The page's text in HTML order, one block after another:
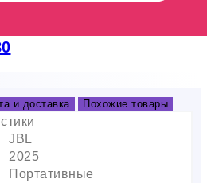
и доставка Похожие товары
JBL
2025
Портативные